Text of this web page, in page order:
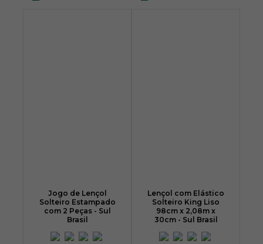
Jogo de Lençol
Solteiro Estampado
com 2 Peças - Sul
Brasil
Lençol com Elástico
Solteiro King Liso
98cm x 2,08m x
30cm - Sul Brasil